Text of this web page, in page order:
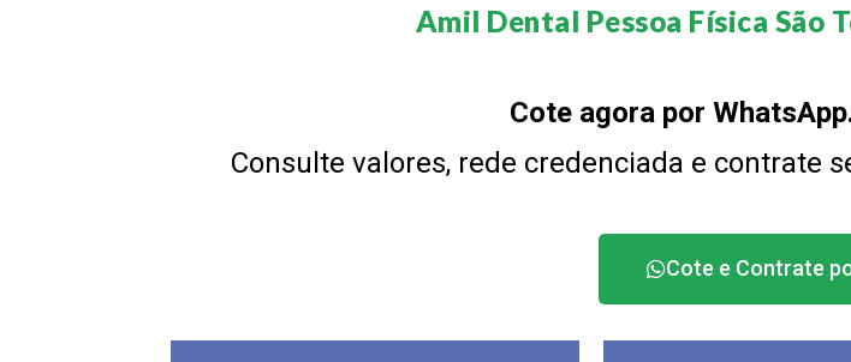
Amil Dental Pessoa Física São
Cote agora por
Consulte valores, rede credenciada e contrate
Cote e Contrate